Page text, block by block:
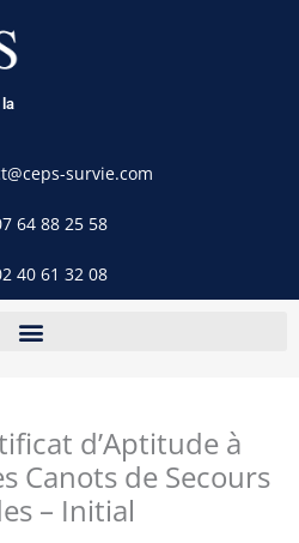
survie.com
64 88 25 58
40 61 32 08
d’Aptitude à
Canots de Secours
– Initial